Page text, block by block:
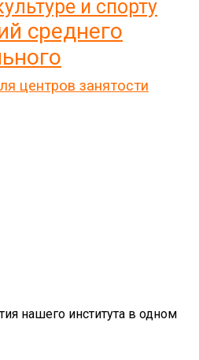
и спорту
среднего
центров занятости
нашего института в одном